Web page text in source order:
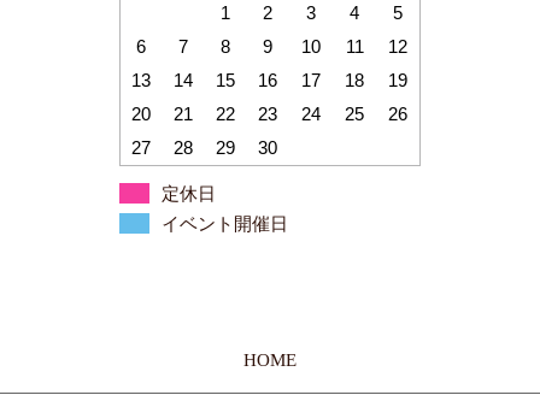
1
2 3 4
5
6
7 8 9 10 11
12
13
14 15 16 17 18
19
20
21 22 23 24 25
26
27
28 29 30
定休日
イベント開催日
HOME